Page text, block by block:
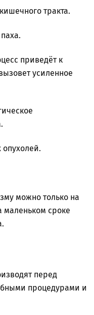
тракта.
приведёт к
усиленное
можно только на
сроке
перед
процедурами и